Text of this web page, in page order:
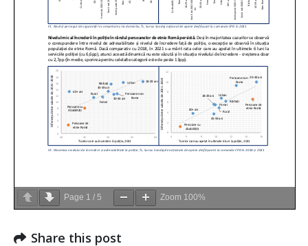
Page 1 / 5 Zoom 100%
Share this post